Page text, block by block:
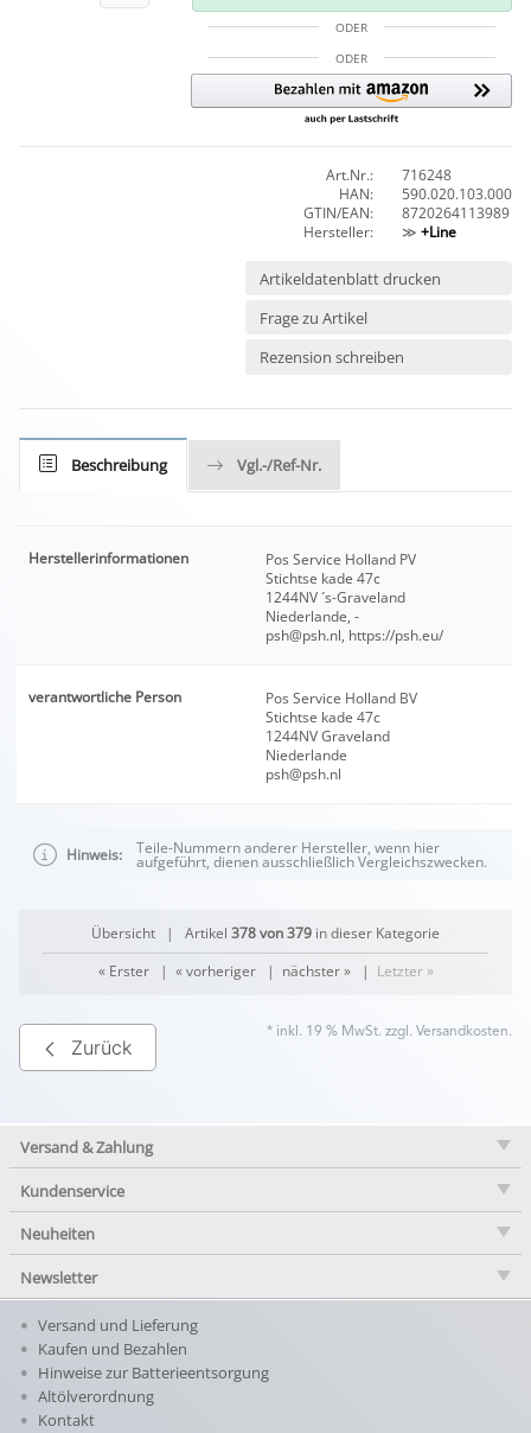
ODER
ODER
Art.Nr.:
716248
HAN:
590.020.103.000
GTIN/EAN:
8720264113989
Hersteller:
≫ +Line
Artikeldatenblatt drucken
Frage zu Artikel
Rezension schreiben
Beschreibung Vgl.-/Ref-Nr.
Herstellerinformationen
Pos Service Holland PV
Stichtse kade 47c
1244NV ´s-Graveland
Niederlande, -
psh@psh.nl, https://psh.eu/
verantwortliche Person
Pos Service Holland BV
Stichtse kade 47c
1244NV Graveland
Niederlande
psh@psh.nl
Hinweis: Teile-Nummern anderer Hersteller, wenn hier
aufgeführt, dienen ausschließlich Vergleichszwecken.
Übersicht | Artikel 378 von 379 in dieser Kategorie
« Erster| « vorheriger| nächster »| Letzter »
Zurück
* inkl. 19 % MwSt. zzgl. Versandkosten.
Versand & Zahlung
Kundenservice
Neuheiten
Newsletter
Versand und Lieferung
Kaufen und Bezahlen
Hinweise zur Batterieentsorgung
Altölverordnung
Kontakt